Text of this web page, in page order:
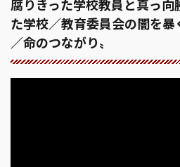
腐りきった学校教員と真っ
た学校／教育委員会の闇を
／命のつながり〟